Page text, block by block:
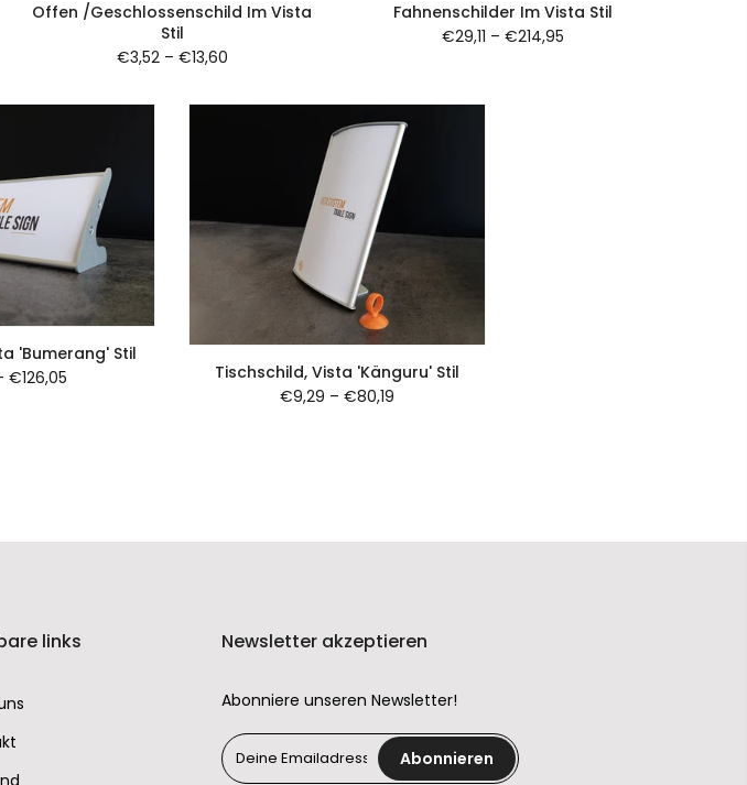
Offen /geschlossenschild Im Vista
Stil
€3,52– €13,60
Fahnenschilder Im Vista Stil
€29,11 – €214,95
'Bumerang' Stil
€126,05
Tischschild, Vista 'Känguru' Stil
€9,29 – €80,19
links Newsletter akzeptieren
Abonniere unseren Newsletter!
Abonnieren